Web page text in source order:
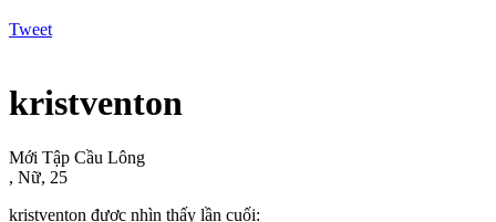
Tweet
kristventon
Mới Tập Cầu Lông
, Nữ, 25
kristventon được nhìn thấy lần cuối: